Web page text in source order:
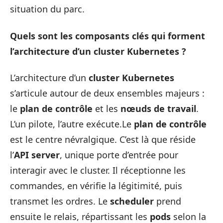
situation du parc.
Quels sont les composants clés qui forment
l’architecture d’un cluster Kubernetes ?
L’architecture d’un cluster Kubernetes
s’articule autour de deux ensembles majeurs :
le plan de contrôle et les nœuds de travail.
L’un pilote, l’autre exécute.Le plan de contrôle
est le centre névralgique. C’est là que réside
l’API server, unique porte d’entrée pour
interagir avec le cluster. Il réceptionne les
commandes, en vérifie la légitimité, puis
transmet les ordres. Le scheduler prend
ensuite le relais, répartissant les pods selon la